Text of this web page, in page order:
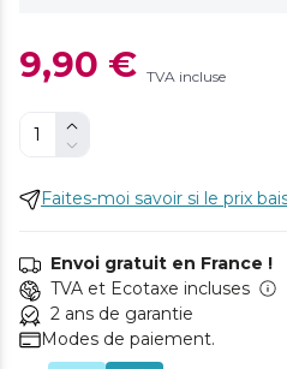
9,90 € TVA incluse
Faites-moi savoir si le prix
Envoi gratuit en France !
TVA et Ecotaxe incluses
2 ans de garantie
Modes de paiement.